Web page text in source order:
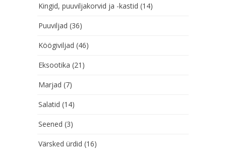
Kingid, puuviljakorvid ja -kastid (14)
Puuviljad (36)
Köögiviljad (46)
Eksootika (21)
Marjad (7)
Salatid (14)
Seened (3)
Värsked ürdid (16)